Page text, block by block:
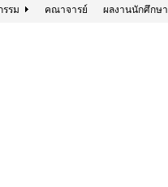
รรม คณาจารย์ ผลงานนักศึกษา